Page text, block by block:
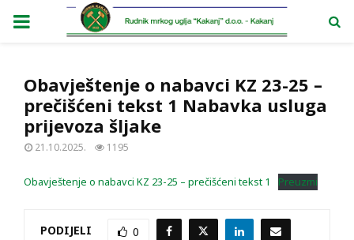
PRIMARY
Obavještenje o nabavci KZ 23-25 –
prečišćeni tekst 1 Nabavka usluga
prijevoza šljake
21.10.2025. 1195
Obavještenje o nabavci KZ 23-25 – prečišćeni tekst 1 Preuzmi
PODIJELI 0